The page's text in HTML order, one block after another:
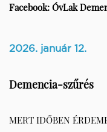
Facebook: ÓvLak
2026. január 12.
Demencia-szűrés
MERT IDŐBEN